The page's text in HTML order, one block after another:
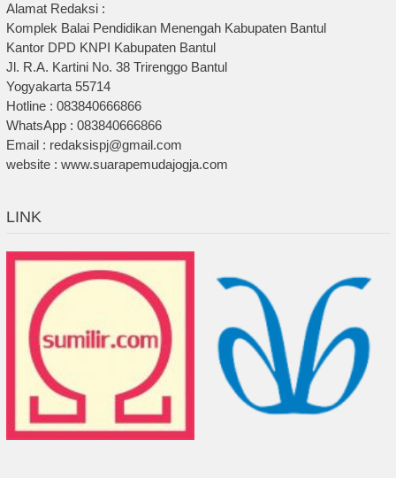
Alamat Redaksi :
Komplek Balai Pendidikan Menengah Kabupaten Bantul
Kantor DPD KNPI Kabupaten Bantul
Jl. R.A. Kartini No. 38 Trirenggo Bantul
Yogyakarta 55714
Hotline : 083840666866
WhatsApp : 083840666866
Email : redaksispj@gmail.com
website : www.suarapemudajogja.com
LINK